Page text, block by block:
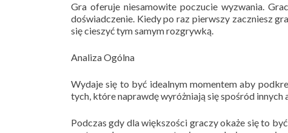
Gra oferuje niesamowite poczucie wyzwania.
doświadczenie. Kiedy po raz pierwszy zaczniesz
się cieszyć tym samym rozgrywką.
Analiza Ogólna
Wydaje się to być idealnym momentem aby
tych, które naprawdę wyróżniają się spośród
Podczas gdy dla większości graczy okaże się to